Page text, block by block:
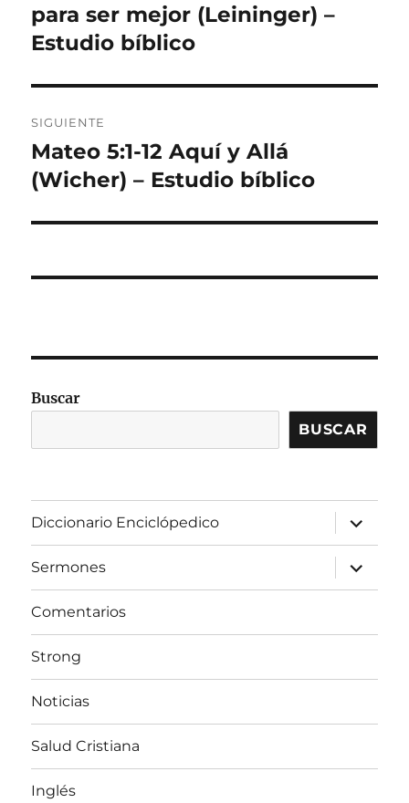
entradas
anterior:
para ser mejor (Leininger) –
Estudio bíblico
SIGUIENTE
Entrada
siguiente:
Mateo 5:1-12 Aquí y Allá
(Wicher) – Estudio bíblico
Buscar
BUSCAR
Diccionario Enciclópedico
expandir
el
menú
inferior
Sermones
expandir
el
menú
Comentarios
Strong
Noticias
Salud Cristiana
Inglés